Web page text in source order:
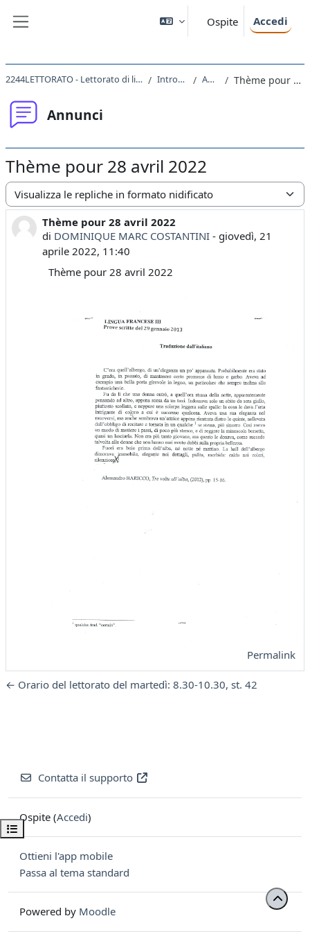
Ospite Accedi
Apri indice del corso
2244LETTORATO - Lettorato di lingua francese III 2021 Introduzione Annunci Thème pour 28 avril 2022
Annunci
Thème pour 28 avril 2022
Modalità visualizzazione
Thème pour 28 avril 2022
di DOMINIQUE MARC COSTANTINI- giovedì, 21
aprile 2022, 11:40
Numero di risposte: 0
Thème pour 28 avril 2022
Permalink
← Orario del lettorato del martedì: 8.30-10.30, st. 42
Contatta il supporto
Ospite (Accedi)
Ottieni l'app mobile
Passa al tema standard
Powered by Moodle